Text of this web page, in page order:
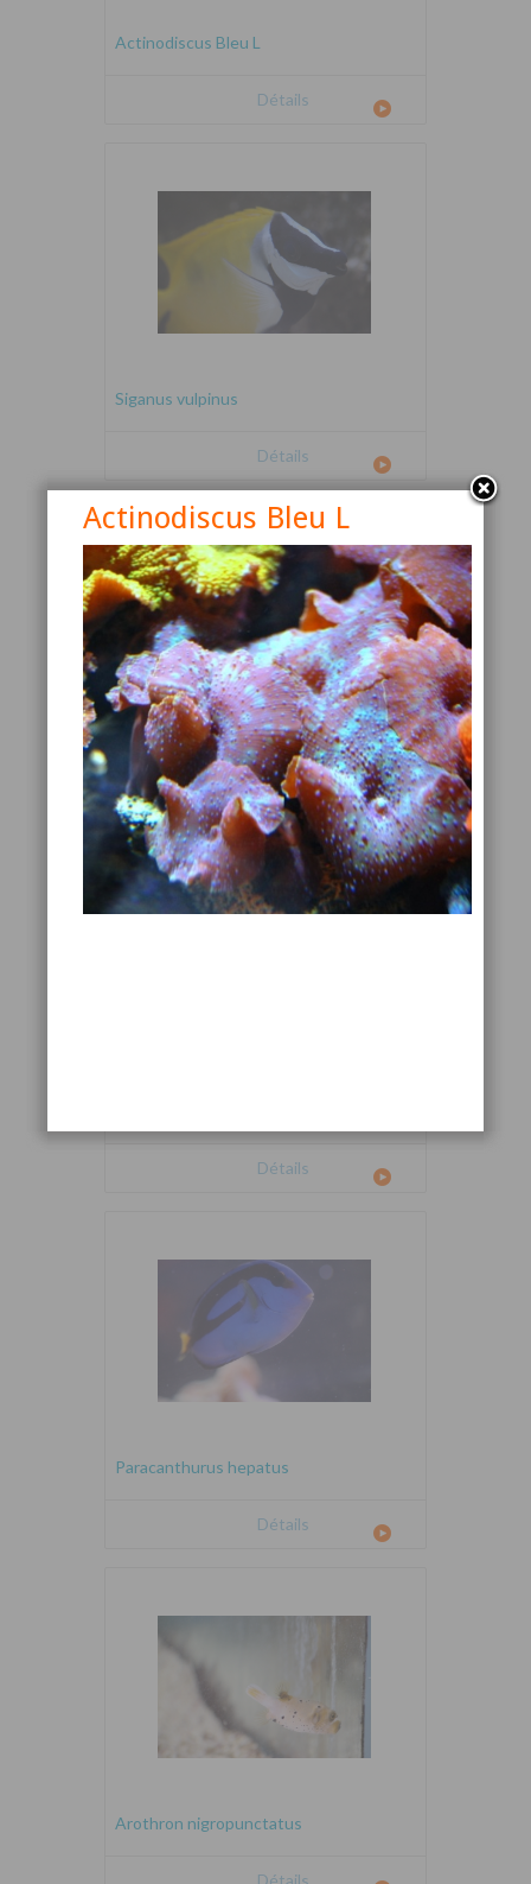
Actinodiscus Bleu L
Détails
Siganus vulpinus
Détails
Canthigaster valentini
Détails
Détails
Paracanthurus hepatus
Détails
Arothron nigropunctatus
Détails
Actinodiscus Bleu L